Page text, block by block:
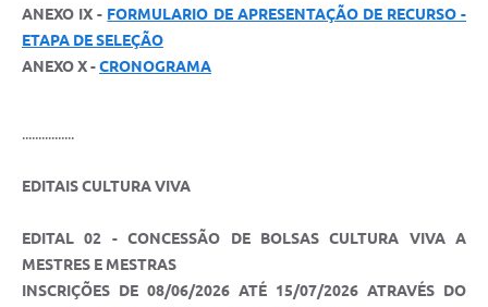
ANEXO IX - FORMULARIO DE APRESENTAÇÃO DE RECURSO -
ETAPA DE SELEÇÃO
ANEXO X -CRONOGRAMA
................
EDITAIS CULTURA VIVA
EDITAL 02 - CONCESSÃO DE BOLSAS CULTURA VIVA A
MESTRES E MESTRAS
INSCRIÇÕES DE 08/06/2026 ATÉ 15/07/2026 ATRAVÉS DO